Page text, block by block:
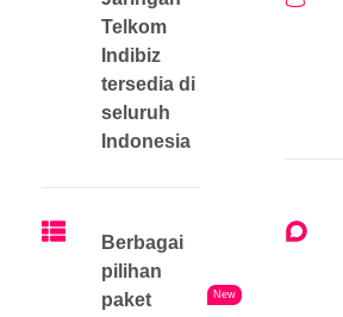
Telkom
Indibiz
tersedia di
seluruh
Indonesia
Berbagai
pilihan
paket
New